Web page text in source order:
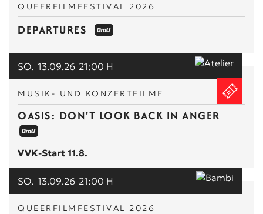
QUEERFILMFESTIVAL 2026
DEPARTURES
MUSIK- UND KONZERTFILME
OASIS: DON'T LOOK BACK IN ANGER
VVK-Start 11.8.
SO. 13.09.26 21:00 H
QUEERFILMFESTIVAL 2026
SO. 13.09.26 21:00 H